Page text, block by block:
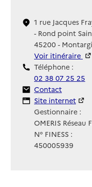
1 rue Jacques
- Rond point
45200 -
Voir itinéraire
Téléphone :
02 38 07 25 25
Contact
Contact
Site Internet
Site internet
Gestionnaire :
OMERIS Réseau
N° FINESS :
450005939